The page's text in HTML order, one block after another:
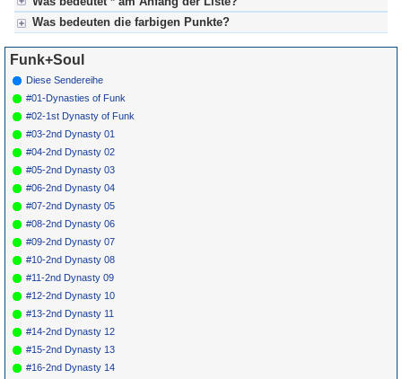
* heißt in diesem Fall, dass die Songstory bereits fertig gestellt ist.
Was bedeuten die farbigen Punkte?
Für Axel's Songstories:
Grün = fertig produzierte Sendung (=abgeschlossen)
Grün! = besonders interessante Sendung (=nicht versäumen)
Gelb = ist derzeit in Bearbeitung
Blau = Beschreibungstext (keine Sendung)
Funk+Soul
Diese Sendereihe
#01-Dynasties of Funk
#02-1st Dynasty of Funk
#03-2nd Dynasty 01
#04-2nd Dynasty 02
#05-2nd Dynasty 03
#06-2nd Dynasty 04
#07-2nd Dynasty 05
#08-2nd Dynasty 06
#09-2nd Dynasty 07
#10-2nd Dynasty 08
#11-2nd Dynasty 09
#12-2nd Dynasty 10
#13-2nd Dynasty 11
#14-2nd Dynasty 12
#15-2nd Dynasty 13
#16-2nd Dynasty 14